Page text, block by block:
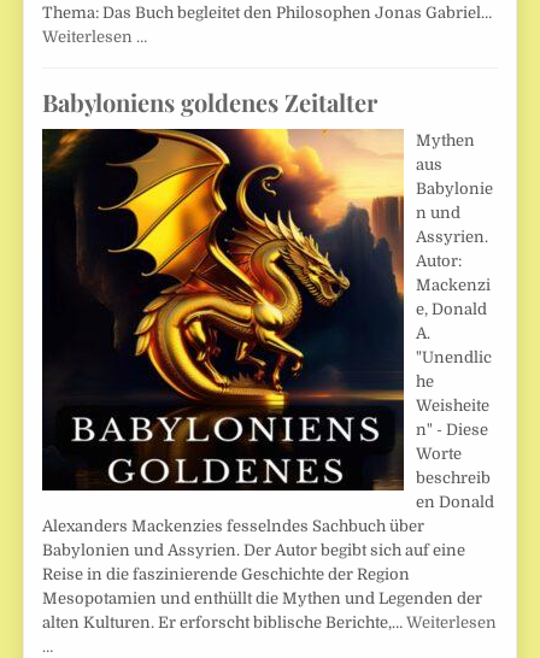
Thema: Das Buch begleitet den Philosophen Jonas Gabriel…
Weiterlesen …
Babyloniens goldenes Zeitalter
Mythen
aus
Babylonie
n und
Assyrien.
Autor:
Mackenzi
e, Donald
A.
"Unendlic
he
Weisheite
n" - Diese
Worte
beschreib
en Donald
Alexanders Mackenzies fesselndes Sachbuch über
Babylonien und Assyrien. Der Autor begibt sich auf eine
Reise in die faszinierende Geschichte der Region
Mesopotamien und enthüllt die Mythen und Legenden der
alten Kulturen. Er erforscht biblische Berichte,…Weiterlesen
…